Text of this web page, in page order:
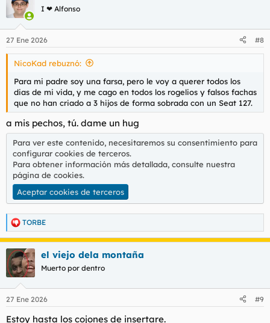
c
e
s
I ❤ Alfonso
27 Ene 2026 #8
NicoKad rebuznó:
Para mi padre soy una farsa, pero le voy a querer todos los
dias de mi vida, y me cago en todos los rogelios y falsos fachas
que no han criado a 3 hijos de forma sobrada con un Seat 127.
a mis pechos, tú. dame un hug
Para ver este contenido, necesitaremos su consentimiento para
configurar cookies de terceros.
Para obtener información más detallada, consulte nuestra
página de cookies.
Aceptar cookies de terceros
R
e
a
c
c
i
e
TORBE
el viejo dela montaña
Muerto por dentro
27 Ene 2026 #9
Estoy hasta los cojones de insertare.